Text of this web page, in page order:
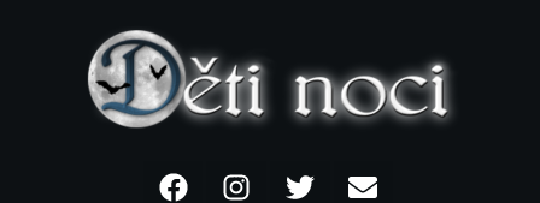
FacebookInstagramTwitter Email